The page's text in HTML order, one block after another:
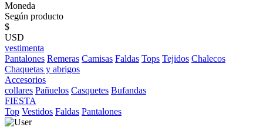
Moneda
Según producto
$
USD
vestimenta
Pantalones Remeras Camisas Faldas Tops Tejidos Chalecos
Chaquetas y abrigos
Accesorios
collares Pañuelos Casquetes Bufandas
FIESTA
Top Vestidos Faldas Pantalones